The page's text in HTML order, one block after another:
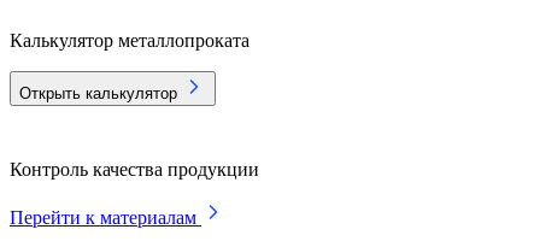
Калькулятор металлопроката
Открыть калькулятор
Контроль качества продукции
Перейти к материалам